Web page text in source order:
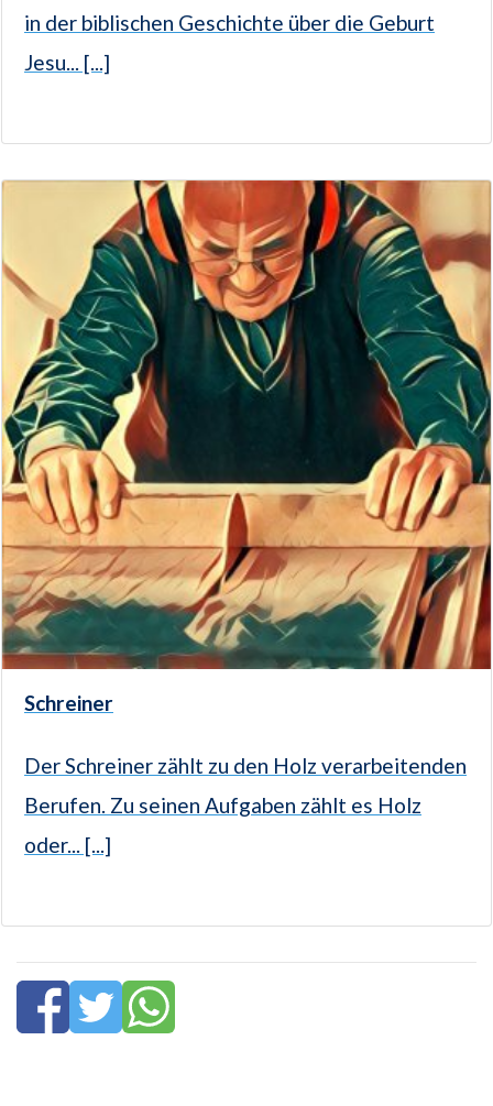
in der biblischen Geschichte über die Geburt
Jesu... [...]
Schreiner
Der Schreiner zählt zu den Holz verarbeitenden
Berufen. Zu seinen Aufgaben zählt es Holz
oder... [...]